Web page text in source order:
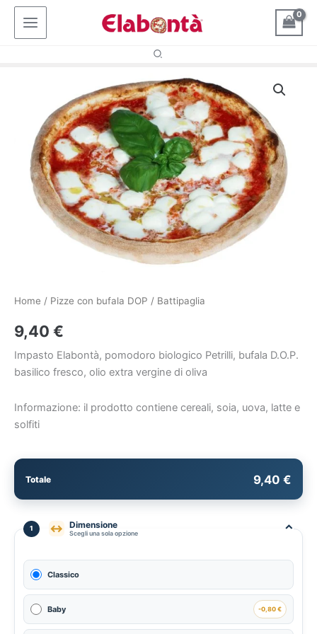
contenuto
Home / Pizze con bufala DOP / Battipaglia
9,40 €
Impasto Elabontà, pomodoro biologico Petrilli, bufala D.O.P.
basilico fresco, olio extra vergine di oliva
Informazione: il prodotto contiene cereali, soia, uova, latte e
solfiti
Totale 9,40 €
1 ↔ Dimensione
Scegli una sola opzione ⌃
Classico
Baby -0,80 €